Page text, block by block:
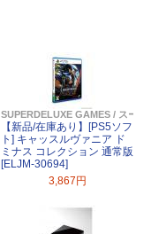
SUPERDELUXE GAMES / スーパ
【新品/在庫あり】[PS5ソフ
ト] キャッスルヴァニア ド
ミナス コレクション 通常版
[ELJM-30694]
3,867円